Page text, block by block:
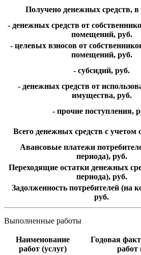
Получено денежных средств, в
- денежных средств от
помещений, руб.
- целевых взносов от
помещений, руб.
- субсидий, руб.
- денежных средств от
имущества, руб.
- прочие поступления,
Всего денежных средств с учетом
Авансовые платежи
периода), руб.
Переходящие остатки денежных
периода), руб.
Задолженность потребителей (на
руб.
Выполненные работы
Наименование
работ (услуг)
Годовая
работ